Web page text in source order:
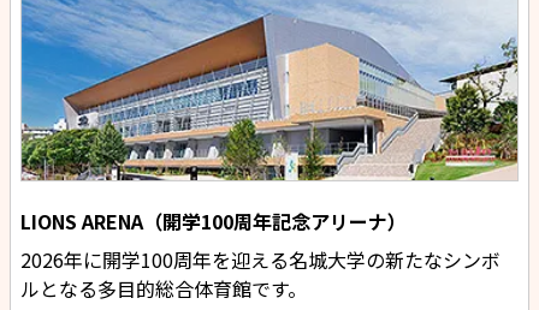
LIONS ARENA（開学100周年記念アリーナ）
2026年に開学100周年を迎える名城大学の新たなシンボ
ルとなる多目的総合体育館です。